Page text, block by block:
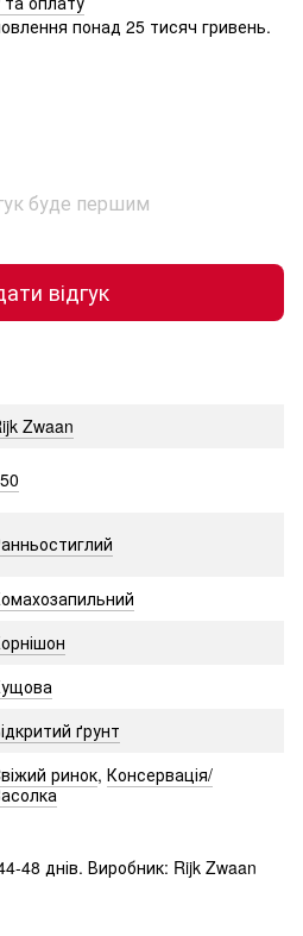
понад 25 тисяч гривень.
буде першим
відгук
Zwaan
ґрунт
ринок, Консервація/
48 днів. Виробник: Rijk Zwaan